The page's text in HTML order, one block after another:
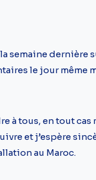
semaine dernière
le jour même
à tous, en tout cas
et j’espère
au Maroc.